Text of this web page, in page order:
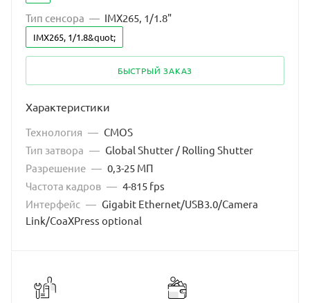
Тип сенсора — IMX265, 1/1.8"
IMX265, 1/1.8&quot;
БЫСТРЫЙ ЗАКАЗ
Характеристики
Технология — CMOS
Тип затвора — Global Shutter / Rolling Shutter
Разрешение — 0,3-25 МП
Частота кадров — 4-815 fps
Интерфейс — Gigabit Ethernet/USB3.0/Camera
Link/CoaXPress optional